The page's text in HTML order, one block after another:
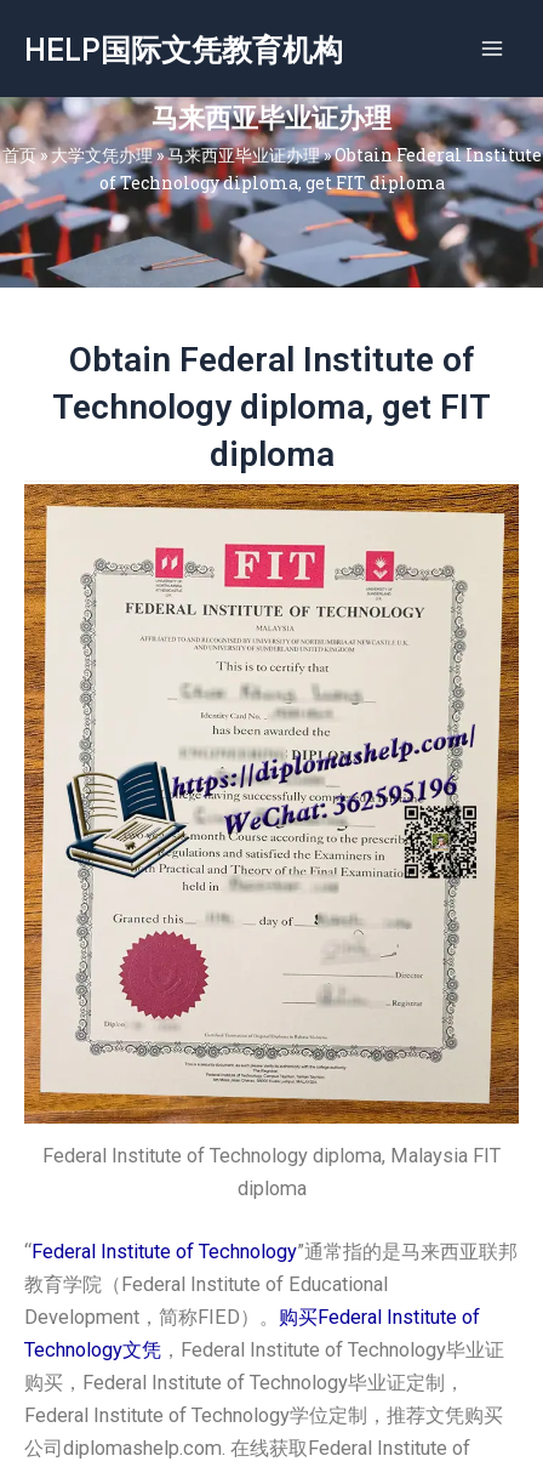
容
HELP国际文凭教育机构
马来西亚毕业证办理
首页»大学文凭办理»马来西亚毕业证办理»Obtain Federal Institute
of Technology diploma, get FIT diploma
Obtain Federal Institute of
Technology diploma, get FIT
diploma
Federal Institute of Technology diploma, Malaysia FIT
diploma
“Federal Institute of Technology”通常指的是马来西亚联邦
教育学院（Federal Institute of Educational
Development，简称FIED）。 购买Federal Institute of
Technology文凭 ，Federal Institute of Technology毕业证
购买，Federal Institute of Technology毕业证定制，
Federal Institute of Technology学位定制，推荐文凭购买
公司diplomashelp.com. 在线获取Federal Institute of